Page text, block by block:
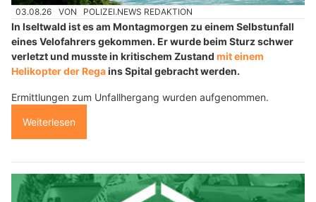
03.08.26 VON POLIZEI.NEWS REDAKTION
In Iseltwald ist es am Montagmorgen zu einem Selbstunfall
eines Velofahrers gekommen. Er wurde beim Sturz schwer
verletzt und musste in kritischem Zustand mit einem
Helikopter der Regains Spital gebracht werden.
Ermittlungen zum Unfallhergang wurden aufgenommen.
Weiterlesen